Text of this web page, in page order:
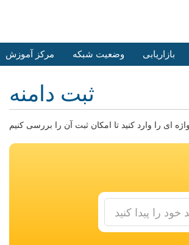
مرکز آموزش وضعیت شبکه بازاریابی
ثبت دامنه